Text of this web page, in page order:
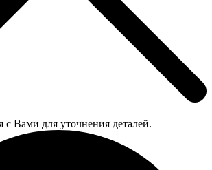
с Вами для уточнения деталей.